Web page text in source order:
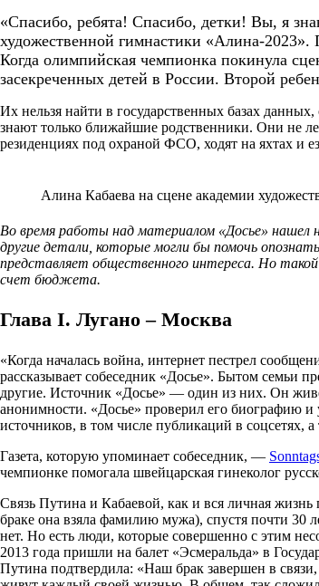
«Спасибо, ребята! Спасибо, детки! Вы, я
художественной гимнастики «Алина-
Когда олимпийская чемпионка покинула
засекреченных детей в России. Второй
Их нельзя найти в государственных базах
знают только ближайшие родственники. Они не
резиденциях под охраной ФСО, ходят на яхтах и
Алина Кабаева на сцене академии
Во время работы над материалом «Досье» нашел
другие детали, которые могли бы помочь
представляет общественного интереса. Но
счет бюджета.
Глава I. Лугано – Москва
«Когда началась война, интернет пестрел
рассказывает собеседник «Досье». Бытом семьи
другие. Источник «Досье» — один из них. Он
анонимности. «Досье» проверил его биографию и
источников, в том числе публикаций в соцсетях,
Газета, которую упоминает собеседник, —
чемпионке помогала швейцарская гинеколог
Связь Путина и Кабаевой, как и вся личная
браке она взяла фамилию мужа), спустя почти 30
нет. Но есть люди, которые совершенно с этим
2013 года пришли на балет «Эсмеральда» в
Путина подтвердила: «Наш брак завершен в